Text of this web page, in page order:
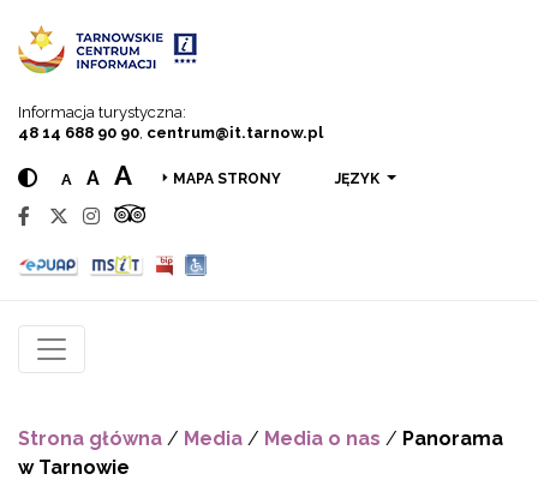
Informacja turystyczna:
48 14 688 90 90 centrum@it.tarnow.pl
A A A MAPA STRONY JĘZYK
Strona główna / Media / Media o nas / Panorama
w Tarnowie